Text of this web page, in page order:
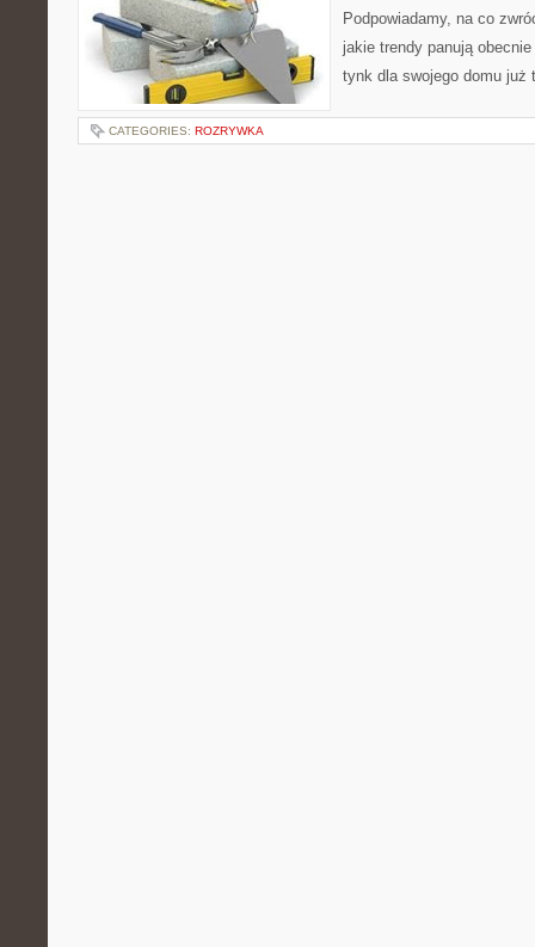
Podpowiadamy, na co
jakie trendy panują
tynk dla swojego domu już
CATEGORIES: ROZRYWKA